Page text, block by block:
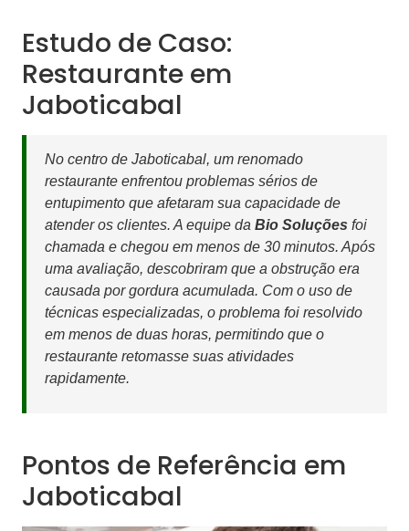
Estudo de Caso:
Restaurante em
Jaboticabal
No centro de Jaboticabal, um renomado
restaurante enfrentou problemas sérios de
entupimento que afetaram sua capacidade de
atender os clientes. A equipe da Bio Soluções foi
chamada e chegou em menos de 30 minutos. Após
uma avaliação, descobriram que a obstrução era
causada por gordura acumulada. Com o uso de
técnicas especializadas, o problema foi resolvido
em menos de duas horas, permitindo que o
restaurante retomasse suas atividades
rapidamente.
Pontos de Referência em
Jaboticabal